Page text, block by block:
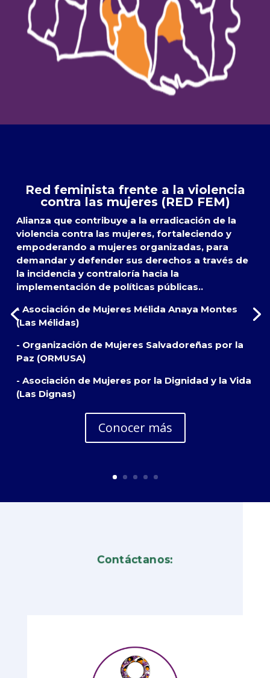
Red feminista frente a la violencia
contra las mujeres (RED FEM)
Alianza que contribuye a la erradicación de la
violencia contra las mujeres, fortaleciendo y
empoderando a mujeres organizadas, para
demandar y defender sus derechos a través de
la incidencia y contraloría hacia la
implementación de políticas públicas..
- Asociación de Mujeres Mélida Anaya Montes
(Las Mélidas)
- Organización de Mujeres Salvadoreñas por la
Paz (ORMUSA)
- Asociación de Mujeres por la Dignidad y la Vida
(Las Dignas)
Conocer más
Contáctanos: